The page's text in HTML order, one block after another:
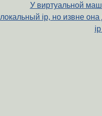
У виртуальной
локальный ip, но извне